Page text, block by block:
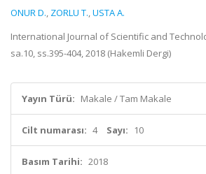
ONUR D., ZORLU T.,USTA A.
International Journal of Scientific and
sa.10, ss.395-404, 2018 (Hakemli Dergi)
Yayın Türü: Makale / Tam Makale
Cilt numarası: 4 Sayı: 10
Basım Tarihi: 2018